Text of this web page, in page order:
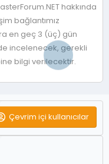
hakkında
bağlantımız
en geç 3 (üç) gün
incelenecek, gerekli
bilgi verilecektir.
Çevrim içi kullanıcılar